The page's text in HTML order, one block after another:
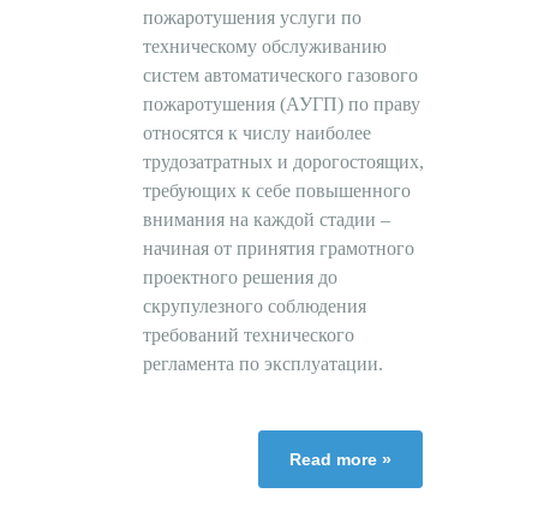
пожаротушения услуги по
техническому обслуживанию
систем автоматического газового
пожаротушения (АУГП) по праву
относятся к числу наиболее
трудозатратных и дорогостоящих,
требующих к себе повышенного
внимания на каждой стадии –
начиная от принятия грамотного
проектного решения до
скрупулезного соблюдения
требований технического
регламента по эксплуатации.
Read more »